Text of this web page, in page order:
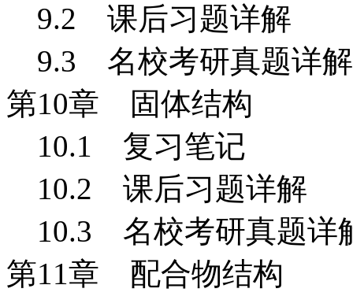
9.2 课后习题详解
9.3 名校考研真题详解
第10章 固体结构
10.1
复习笔记
10.2 课后习题详解
10.3 名校考研真题详
第11章 配合物结构